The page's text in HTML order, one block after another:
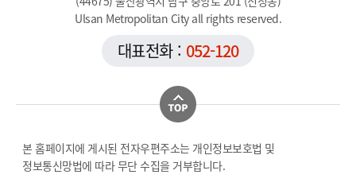
Ulsan Metropolitan City all rights reserved.
대표전화 : 052-120
본 홈페이지에 게시된 전자우편주소는 개인정보보호법 및
정보통신망법에 따라 무단 수집을 거부합니다.